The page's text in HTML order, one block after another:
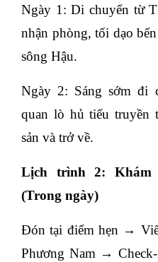
Ngày 1: Di chuyển từ
nhận phòng, tối dạo
sông Hậu.
Ngày 2: Sáng sớm đi
quan lò hủ tiếu truyền
sản và trở về.
Lịch trình 2:
(Trong ngày)
Đón tại điểm hẹn →
Phương Nam →